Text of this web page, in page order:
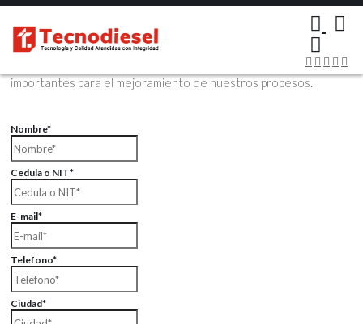
Contáctenos Vía Email
Envíenos sus datos con sus comentarios, sus opiniones son muy
importantes para el mejoramiento de nuestros procesos.
Nombre*
Cedula o NIT*
E-mail*
Telefono*
Ciudad*